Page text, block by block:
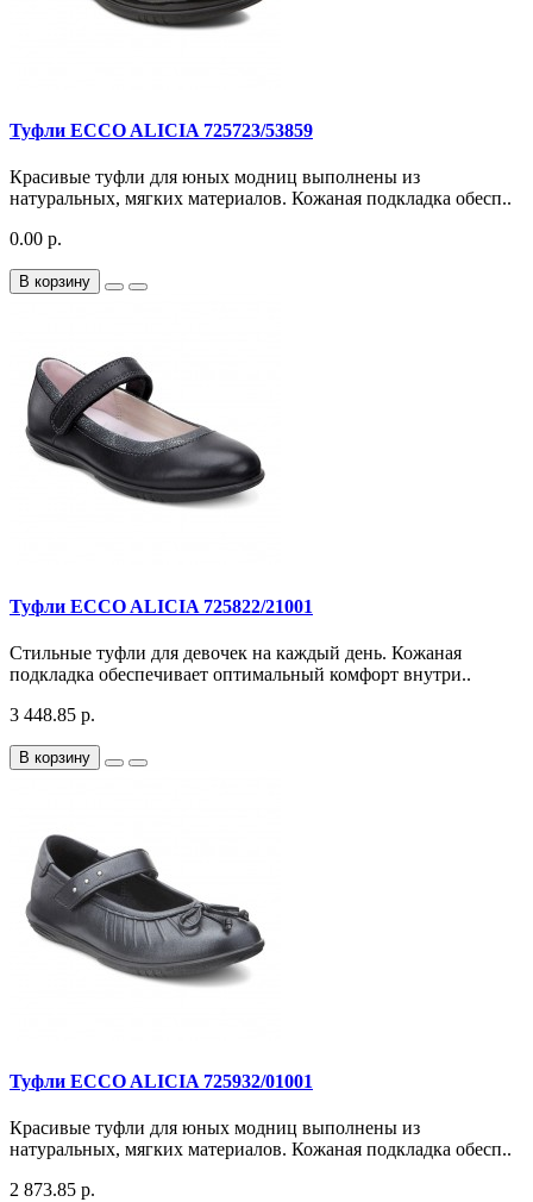
Туфли ECCO ALICIA 725723/53859
Красивые туфли для юных модниц выполнены из
натуральных, мягких материалов. Кожаная подкладка обесп..
0.00 р.
В корзину
Туфли ECCO ALICIA 725822/21001
Стильные туфли для девочек на каждый день. Кожаная
подкладка обеспечивает оптимальный комфорт внутри..
3 448.85 р.
В корзину
Туфли ECCO ALICIA 725932/01001
Красивые туфли для юных модниц выполнены из
натуральных, мягких материалов. Кожаная подкладка обесп..
2 873.85 р.